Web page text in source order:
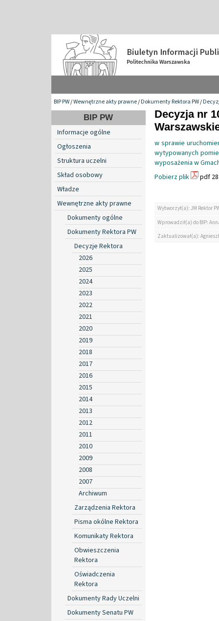
BIP PW/Wewnętrzne akty prawne/Dokumenty Rektora PW/
BIP PW
Informacje ogólne
Ogłoszenia
Struktura uczelni
Skład osobowy
Władze
Wewnętrzne akty prawne
Dokumenty ogólne
Dokumenty Rektora PW
Decyzje Rektora
2026
2025
2024
2023
2022
2021
2020
2019
2018
2017
2016
2015
2014
2013
2012
2011
2010
2009
2008
2007
Archiwum
Zarządzenia Rektora
Pisma okólne Rektora
Komunikaty Rektora
Obwieszczenia
Rektora
Oświadczenia
Rektora
Dokumenty Rady Uczelni
Dokumenty Senatu PW
Decyzja nr
w sprawie
wytypowanych
wyposażenia w
Pobierz plik
pdf
Wytworzył(a): JM Rektor
Wprowadził(a) do BIP:
Zaktualizował(a):